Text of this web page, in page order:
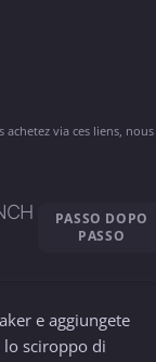
achetez via ces liens, nous
PASSO DOPO
PASSO
e aggiungete
sciroppo di